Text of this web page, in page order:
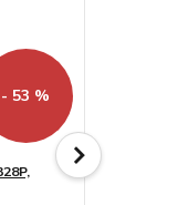
- 53 %
M 380A -